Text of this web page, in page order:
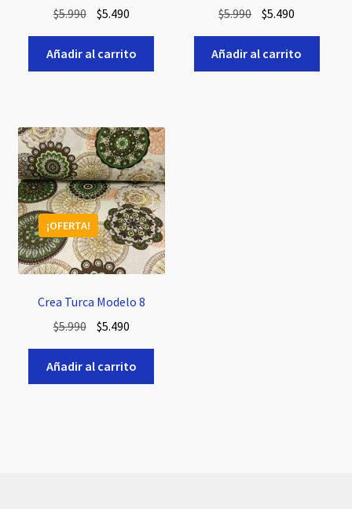
$5.990 El
precio
original
era:
$5.490El
precio
actual
es:
Añadir al carrito
$5.990 El
precio
original
era:
$5.490
precio
actual
es:
Añadir al carrito
Crea Turca Modelo 8
¡OFERTA!
$5.990 El
original
era:
$5.490El
actual
es:
Añadir al carrito